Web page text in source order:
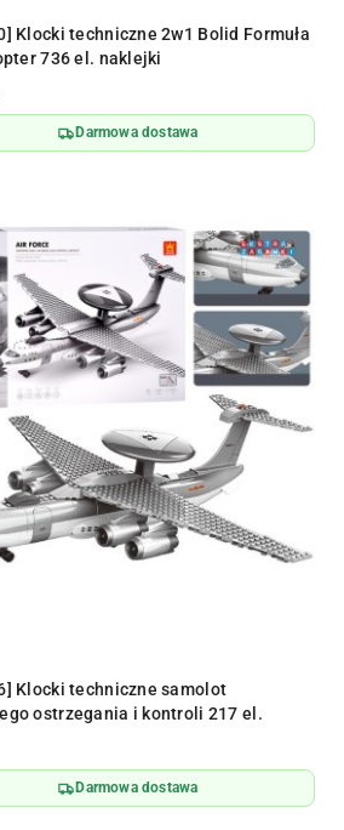
Klocki techniczne 2w1 Bolid Formuła
736 el. naklejki
Darmowa dostawa
DO KOSZYKA
Klocki techniczne samolot
ostrzegania i kontroli 217 el.
Darmowa dostawa
DO KOSZYKA